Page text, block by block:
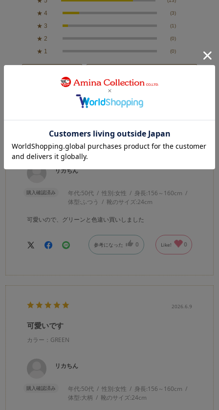
★ 4 (3)
★ 3 (1)
★ 2 (0)
★ 1 (0)
カラー：MUSTARD
リカちん
購入確認済み 年代:50代 性別:女性 身長:156～160cm
体型:ふつう 靴のサイズ:24cm
可愛いので、グリーンと色違い買いしました
参考になった 0 Like! 0
2026.6.9
可愛いです
カラー：GREEN
リカちん
購入確認済み 年代:50代 性別:女性 身長:156～160cm
体型:大柄 靴のサイズ:24cm